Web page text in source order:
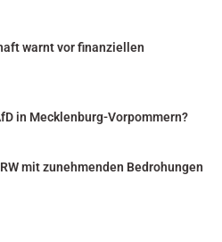
warnt vor finanziellen
in Mecklenburg-Vorpommern?
mit zunehmenden Bedrohungen